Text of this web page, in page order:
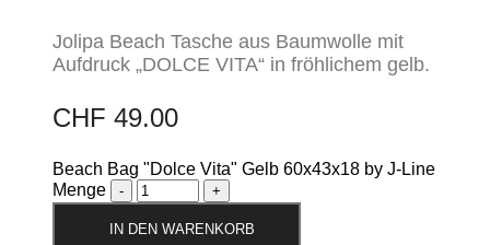
Jolipa Beach Tasche aus Baumwolle mit
Aufdruck „DOLCE VITA“ in fröhlichem gelb.
CHF 49.00
Beach Bag "Dolce Vita" Gelb 60x43x18 by J-Line
Menge
IN DEN WARENKORB